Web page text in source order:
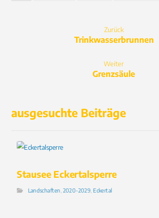
Zurück
Trinkwasserbrunnen
Weiter
Grenzsäule
ausgesuchte Beiträge
Stausee Eckertalsperre
Landschaften ,2020-2029 Eckertal